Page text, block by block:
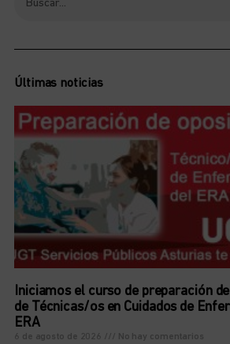
Últimas noticias
Iniciamos el curso de preparación
de Técnicas/os en Cuidados de
ERA
6 de agosto de 2026 No hay comentarios